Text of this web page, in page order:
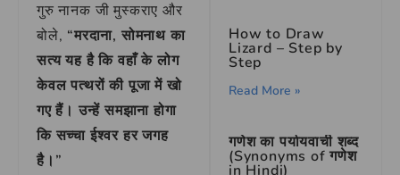
गुरु नानक जी मुस्कराए और
बोले, “मरदाना, सोमनाथ का
सत्य यह है कि वहाँ के लोग
केवल पत्थरों की पूजा में खो
गए हैं। उन्हें समझाना होगा
कि सच्चा ईश्वर हर जगह
है।”
How to Draw
Lizard – Step by
Step
Read More »
गणेश का पर्यायवाची शब्द
(Synonyms of गणेश
in Hindi)